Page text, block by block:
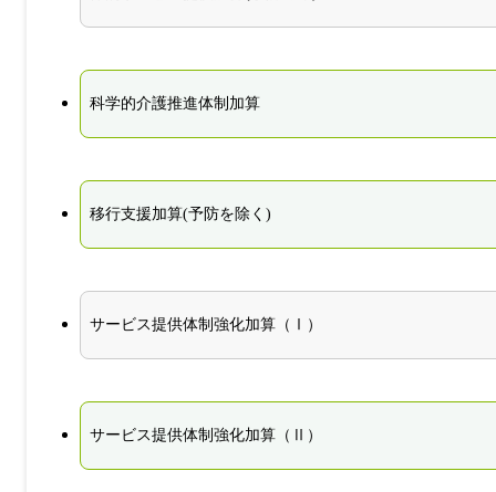
科学的介護推進体制加算
移行支援加算(予防を除く)
サービス提供体制強化加算（Ⅰ）
サービス提供体制強化加算（Ⅱ）